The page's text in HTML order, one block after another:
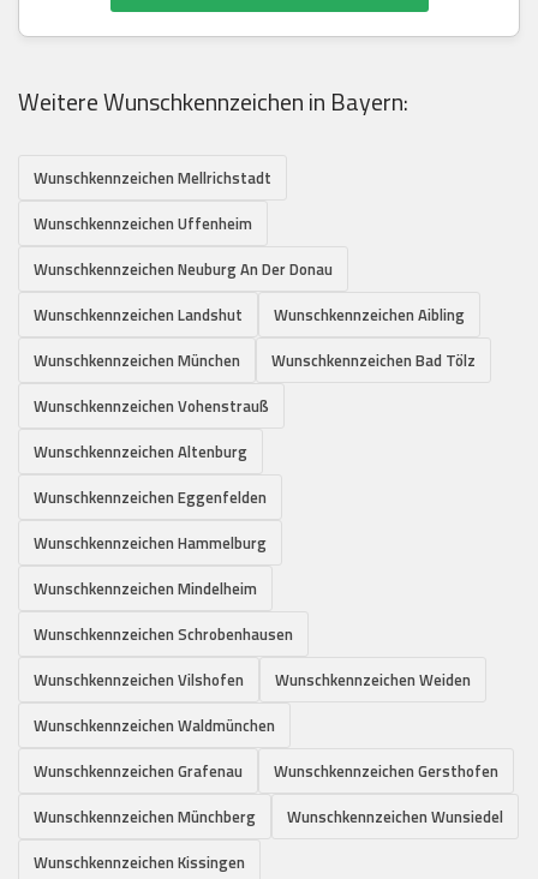
Weitere Wunschkennzeichen in Bayern:
Wunschkennzeichen Mellrichstadt
Wunschkennzeichen Uffenheim
Wunschkennzeichen Neuburg An Der Donau
Wunschkennzeichen Landshut
Wunschkennzeichen Aibling
Wunschkennzeichen München
Wunschkennzeichen Bad Tölz
Wunschkennzeichen Vohenstrauß
Wunschkennzeichen Altenburg
Wunschkennzeichen Eggenfelden
Wunschkennzeichen Hammelburg
Wunschkennzeichen Mindelheim
Wunschkennzeichen Schrobenhausen
Wunschkennzeichen Vilshofen
Wunschkennzeichen Weiden
Wunschkennzeichen Waldmünchen
Wunschkennzeichen Grafenau
Wunschkennzeichen Gersthofen
Wunschkennzeichen Münchberg
Wunschkennzeichen Wunsiedel
Wunschkennzeichen Kissingen